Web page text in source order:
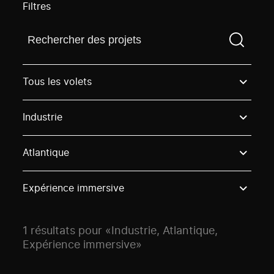
Filtres
Trouvez un projetVous devez saisir un terme de
Tous les volets
Industrie
Atlantique
Expérience immersive
1 résultats pour «Industrie, Atlantique,
Expérience immersive»